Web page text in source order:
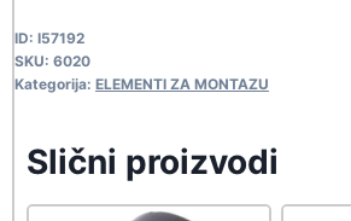
ID: I57192
SKU: 6020
Kategorija: ELEMENTI ZA MONTAZU
Slični proizvodi